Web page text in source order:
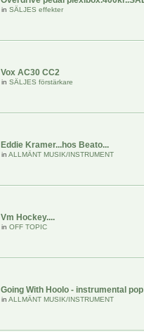
in SÄLJES effekter
Vox AC30 CC2
in SÄLJES förstärkare
Eddie Kramer...hos Beato...
in ALLMÄNT MUSIK/INSTRUMENT
Vm Hockey....
in OFF TOPIC
Going With Hoolo - instrumental
in ALLMÄNT MUSIK/INSTRUMENT